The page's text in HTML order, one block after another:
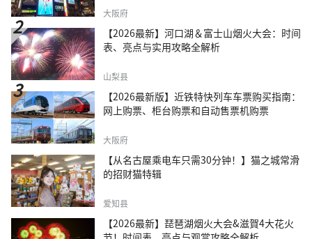
大阪府
【2026最新】河口湖＆富士山烟火大会：时间
表、亮点与实用攻略全解析
山梨县
【2026最新版】近铁特快列车车票购买指南：
网上购票、柜台购票和自动售票机购票
大阪府
【从名古屋乘电车只需30分钟！】猫之城常滑
的招财猫特辑
爱知县
【2026最新】琵琶湖烟火大会&滋賀4大花火